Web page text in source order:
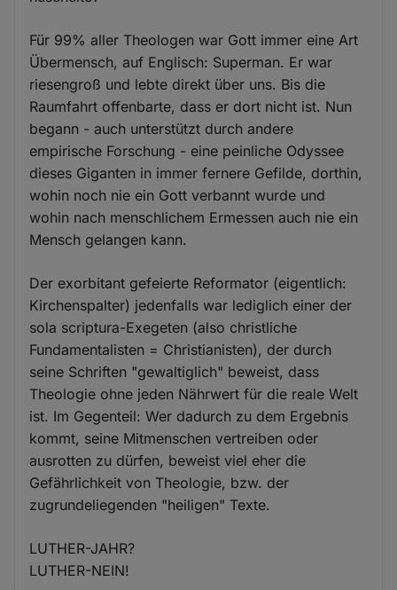
Für 99% aller Theologen war Gott immer eine Art
Übermensch, auf Englisch: Superman. Er war
riesengroß und lebte direkt über uns. Bis die
Raumfahrt offenbarte, dass er dort nicht ist. Nun
begann - auch unterstützt durch andere
empirische Forschung - eine peinliche Odyssee
dieses Giganten in immer fernere Gefilde, dorthin,
wohin noch nie ein Gott verbannt wurde und
wohin nach menschlichem Ermessen auch nie ein
Mensch gelangen kann.
Der exorbitant gefeierte Reformator (eigentlich:
Kirchenspalter) jedenfalls war lediglich einer der
sola scriptura-Exegeten (also christliche
Fundamentalisten = Christianisten), der durch
seine Schriften "gewaltiglich" beweist, dass
Theologie ohne jeden Nährwert für die reale Welt
ist. Im Gegenteil: Wer dadurch zu dem Ergebnis
kommt, seine Mitmenschen vertreiben oder
ausrotten zu dürfen, beweist viel eher die
Gefährlichkeit von Theologie, bzw. der
zugrundeliegenden "heiligen" Texte.
LUTHER-JAHR?
LUTHER-NEIN!